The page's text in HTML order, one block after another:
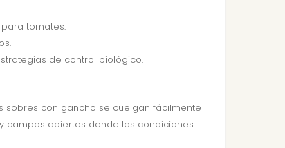
tomates.
de control biológico.
sobres con gancho se cuelgan fácilmente
campos abiertos donde las condiciones